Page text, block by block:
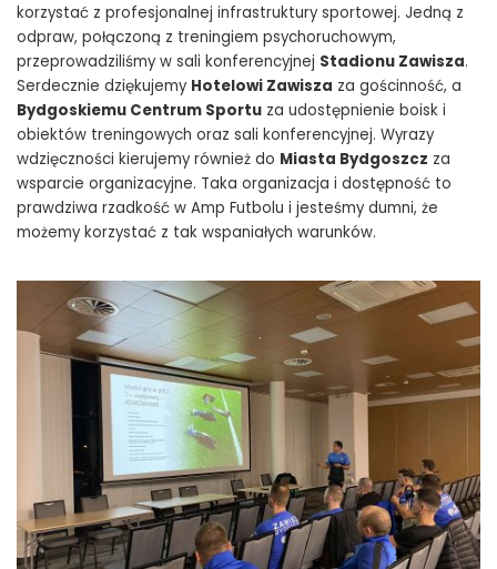
korzystać z profesjonalnej infrastruktury sportowej. Jedną z
odpraw, połączoną z treningiem psychoruchowym,
przeprowadziliśmy w sali konferencyjnej Stadionu Zawisza.
Serdecznie dziękujemy Hotelowi Zawisza za gościnność, a
Bydgoskiemu Centrum Sportu za udostępnienie boisk i
obiektów treningowych oraz sali konferencyjnej. Wyrazy
wdzięczności kierujemy również do Miasta Bydgoszcz za
wsparcie organizacyjne. Taka organizacja i dostępność to
prawdziwa rzadkość w Amp Futbolu i jesteśmy dumni, że
możemy korzystać z tak wspaniałych warunków.